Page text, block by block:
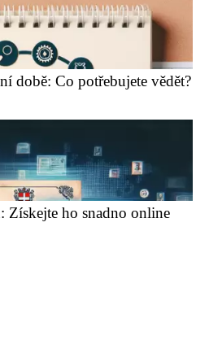
době: Co potřebujete vědět?
Získejte ho snadno online